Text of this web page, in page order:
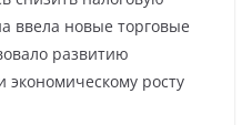
ввела новые торговые
развитию
экономическому росту